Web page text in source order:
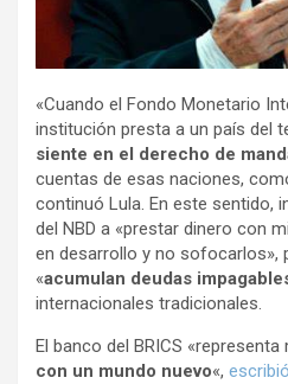
«Cuando el Fondo Monetario
institución presta a un país del
siente en el derecho de
cuentas de esas naciones,
continuó Lula. En este sentido,
del NBD a «prestar dinero con
en desarrollo y no sofocarlos»,
«acumulan deudas
internacionales tradicionales.
El banco del BRICS
con un mundo nuevo«, escribió